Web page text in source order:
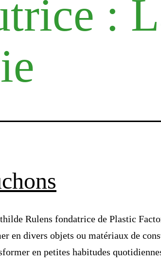
:
Rulens fondatrice de Plastic
en divers objets ou matériaux de
en petites habitudes